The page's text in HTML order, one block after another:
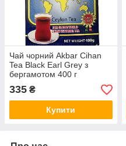
Чай чорний Akbar Cihan
Tea Black Earl Grey з
бергамотом 400 г
335 ₴
Купити